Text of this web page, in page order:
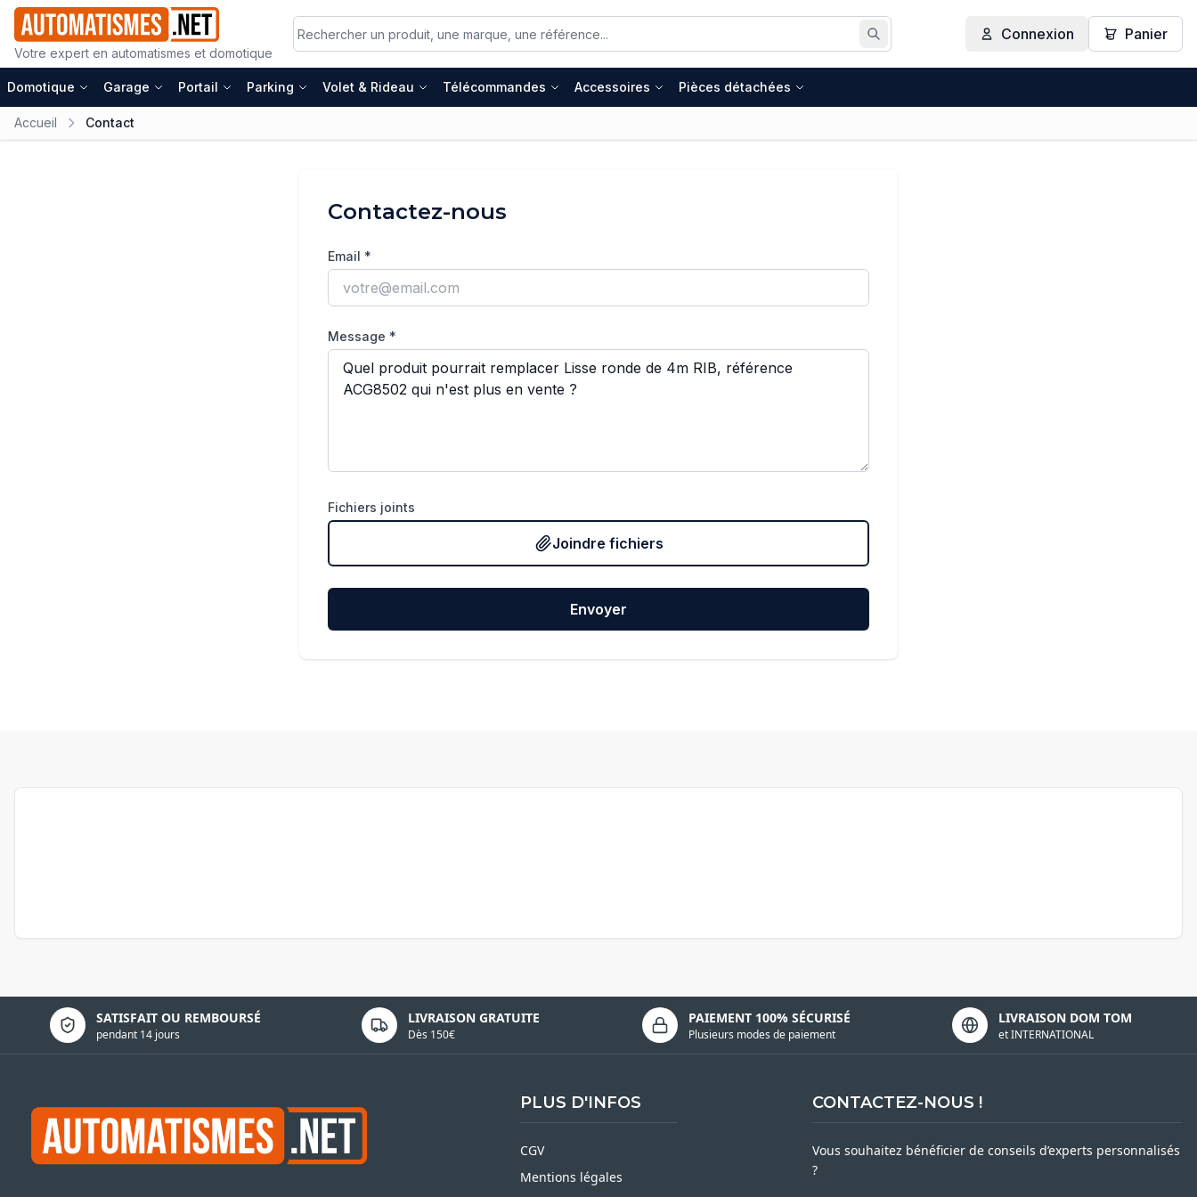
Votre expert en automatismes et domotique
Rechercher
Connexion Panier
Domotique Garage Portail Parking Volet & Rideau Télécommandes Accessoires Pièces détachées
Accueil Contact
Contactez-nous
Email *
Message *
Fichiers joints
Joindre fichiers
Envoyer
SATISFAIT OU REMBOURSÉ
pendant 14 jours
Politique de confidentialité LIVRAISON GRATUITE
Dès 150€
PAIEMENT 100% SÉCURISÉ
Plusieurs modes de paiement
LIVRAISON DOM TOM
et INTERNATIONAL
PLUS D'INFOS
CGV
Mentions légales
CONTACTEZ-NOUS !
Vous souhaitez bénéficier de conseils d’experts personnalisés
?